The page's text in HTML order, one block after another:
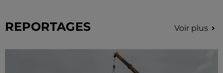
REPORTAGES Voir plus